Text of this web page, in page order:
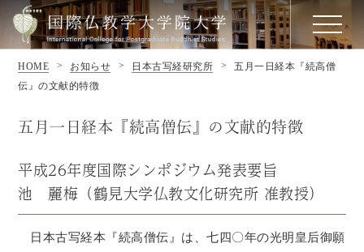
HOME お知らせ 日本古写経研究所
五月一日経本『続高僧
伝』の文献的特徴
五月一日経本『続高僧伝』の文献的特徴
平成26年度国際シンポジウム発表要旨
池 麗梅（鶴見大学仏教文化研究所 准教授）
日本古写経本『続高僧伝』は、七四〇年の光明皇后御願